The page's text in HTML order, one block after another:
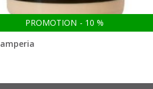
PROMOTION - 10 %